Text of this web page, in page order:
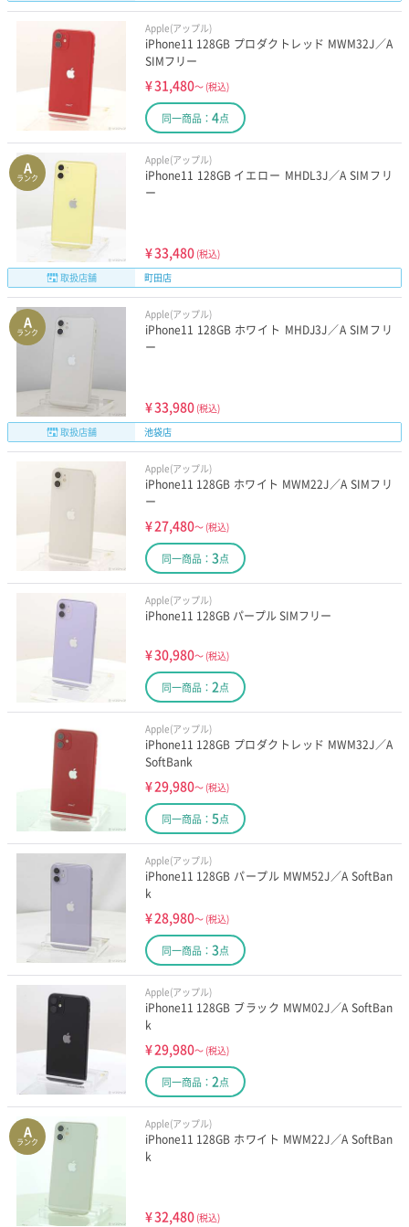
Apple(アップル)
iPhone11 128GB プロダクトレッド MWM32J／A
SIMフリー
¥31,480～ (税込)
同一商品： 4点
A
ランク
Apple(アップル)
iPhone11 128GB イエロー MHDL3J／A SIMフリ
ー
¥33,480 (税込)
取扱店舗
町田店
A
ランク
Apple(アップル)
iPhone11 128GB ホワイト MHDJ3J／A SIMフリ
ー
¥33,980 (税込)
取扱店舗
池袋店
Apple(アップル)
iPhone11 128GB ホワイト MWM22J／A SIMフリ
ー
¥27,480～ (税込)
同一商品： 3点
Apple(アップル)
iPhone11 128GB パープル SIMフリー
¥30,980～ (税込)
同一商品： 2点
Apple(アップル)
iPhone11 128GB プロダクトレッド MWM32J／A
SoftBank
¥29,980～ (税込)
同一商品： 5点
Apple(アップル)
iPhone11 128GB パープル MWM52J／A SoftBan
k
¥28,980～ (税込)
同一商品： 3点
Apple(アップル)
iPhone11 128GB ブラック MWM02J／A SoftBan
k
¥29,980～ (税込)
同一商品： 2点
A
ランク
Apple(アップル)
iPhone11 128GB ホワイト MWM22J／A SoftBan
k
¥32,480 (税込)